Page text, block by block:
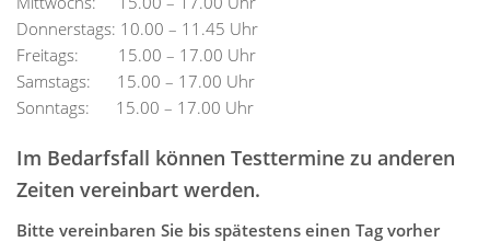
Donnerstags: 10.00 – 11.45 Uhr
Freitags: 15.00 – 17.00 Uhr
Samstags: 15.00 – 17.00 Uhr
Sonntags: 15.00 – 17.00 Uhr
Im Bedarfsfall können Testtermine zu anderen
Zeiten vereinbart werden.
Bitte vereinbaren Sie bis spätestens einen Tag vorher